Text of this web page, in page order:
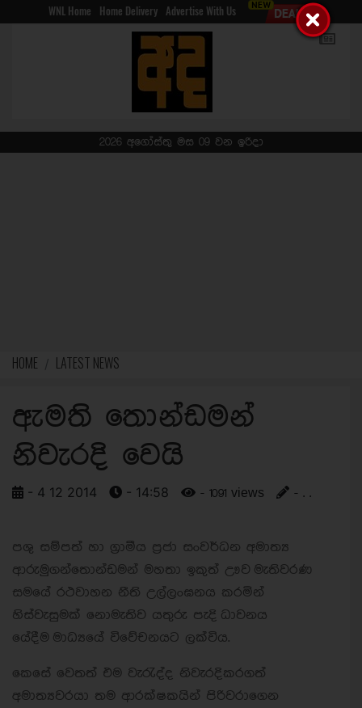
WNL Home Home Delivery Advertise With Us
2026 අගෝස්තු මස 09 වන ඉරිදා
HOME LATEST NEWS
ඇමති තොන්ඩමන්
නිවැරදි වෙයි
- 4 12 2014 - 14:58 - 1091 views - . .
පශු සම්පත් හා ග්‍රාමීය ප්‍රජා සංවර්ධන අමාත්‍ය
ආරුමුගන්තොන්ඩමන් මහතා ඉකුත් ඌව මැතිවරණ
සමයේ රථවාහන නීති උල්ලංඝනය කරමින්
හිස්වැසුමක් නොමැතිව යතුරු පැදි ධාවනය
යේදීම මාධ්‍යයේ විවේචනයට ලක්විය.
කෙසේ වෙතත් එම වැරැද්ද නිවැරදිකරගත්
අමාත්‍යවරයා තම ආරක්ෂකයින් පිරිවරාගෙන